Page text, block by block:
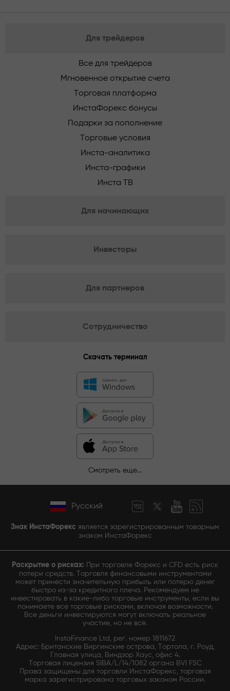
Для трейдеров
Все для трейдеров
Мгновенное открытие счета
Торговая платформа
ИнстаФорекс бонусы
Подарки за пополнение
Торговые условия
Инста-аналитика
Инста-графики
Инста ТВ
Для начинающих
Инвесторы
Для партнеров
Сотрудничество
Скачать терминал
Смотреть еще...
Русский
Знак ИнстаФорекс является зарегистрированным товарным
знаком ИнстаФорекс
Раскрытие о рисках: При торговле Форекс и CFD есть риск
потери средств. Торговля финансовыми инструментами
может принести значительную прибыль или потерю денег
быстро из-за кредитного плеча. Рекомендуем не
инвестировать в какие-либо торговые инструменты, если вы
понимаете все торговые рисками, включая возможности.
Все деньги инвестируются могут включать реальное
участие, но не всё.
InstaFinance Ltd, рег. номер 1811672
Адрес: Британские Виргинские острова, Тортола, г. Роуд,
Главная улица, Виндзор Хаус, офис 4.
Торговая лицензия SIBA/L/14/1082 органа BVI FSC
Права защищены для торговли ИнстаФорекс, торговая
марка зарегистрирована торговых законом России.